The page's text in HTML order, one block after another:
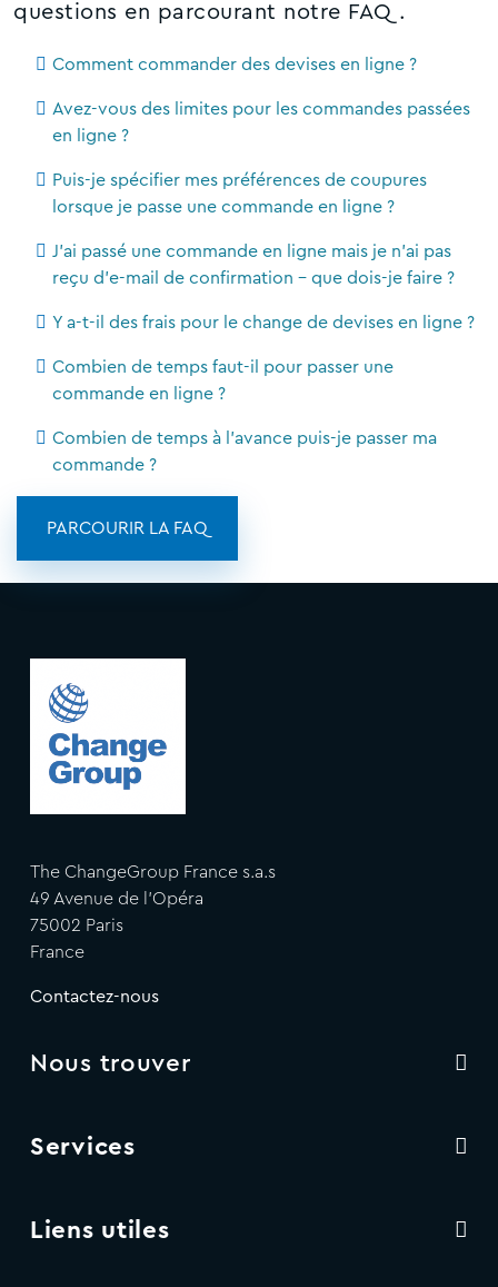
questions en parcourant notre FAQ.
Comment commander des devises en ligne ?
Avez-vous des limites pour les commandes passées
en ligne ?
Puis-je spécifier mes préférences de coupures
lorsque je passe une commande en ligne ?
J'ai passé une commande en ligne mais je n'ai pas
reçu d'e-mail de confirmation - que dois-je faire ?
Y a-t-il des frais pour le change de devises en ligne ?
Combien de temps faut-il pour passer une
commande en ligne ?
Combien de temps à l'avance puis-je passer ma
commande ?
PARCOURIR LA FAQ
The ChangeGroup France s.a.s
49 Avenue de l'Opéra
75002 Paris
France
Contactez-nous
Nous trouver
Services
Liens utiles